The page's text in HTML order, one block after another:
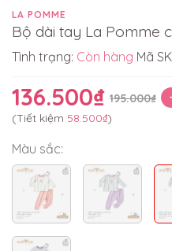
LA POMME
Bộ dài tay La Pomme
Tình trạng: Còn hàng Mã
136.500₫ 195.000₫
(Tiết kiệm 58.500₫)
Màu sắc: